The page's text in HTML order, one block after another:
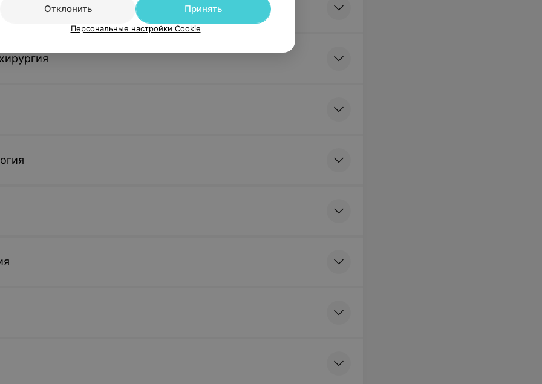
Отклонить
Принять
Персональные настройки Cookie